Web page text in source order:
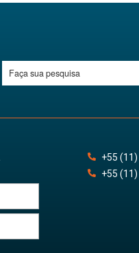
+55 (11)
+55 (11)